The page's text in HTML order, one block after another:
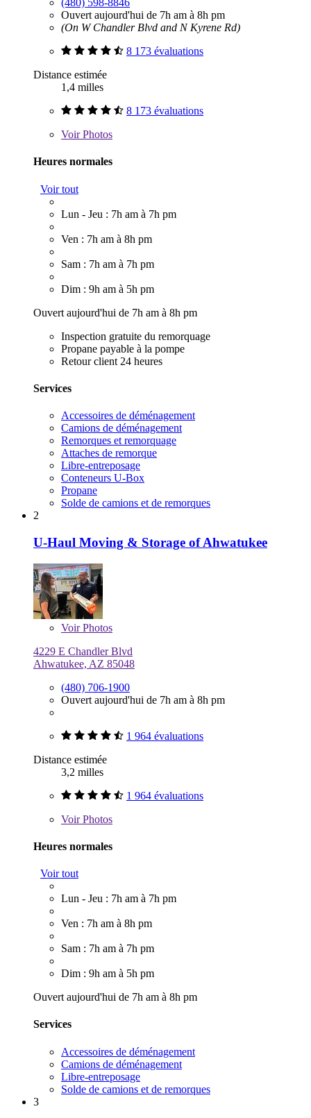
(480) 598-8846
Ouvert aujourd'hui de 7h am à 8h pm
(On W Chandler Blvd and N Kyrene Rd)
8 173 évaluations
Distance estimée
1,4 milles
8 173 évaluations
VoirPhotos
Heures normales
Voir tout
Lun - Jeu : 7h am à 7h pm
Ven : 7h am à 8h pm
Sam : 7h am à 7h pm
Dim : 9h am à 5h pm
Ouvert aujourd'hui de 7h am à 8h pm
Inspection gratuite du remorquage
Propane payable à la pompe
Retour client 24 heures
Services
Accessoires de déménagement
Camions de déménagement
Remorques et remorquage
Attaches de remorque
Libre-entreposage
Conteneurs U-Box
Propane
Solde de camions et de remorques
2
U-Haul Moving & Storage of Ahwatukee
VoirPhotos
4229 E Chandler Blvd
Ahwatukee, AZ 85048
(480) 706-1900
Ouvert aujourd'hui de 7h am à 8h pm
1 964 évaluations
Distance estimée
3,2 milles
1 964 évaluations
VoirPhotos
Heures normales
Voir tout
Lun - Jeu : 7h am à 7h pm
Ven : 7h am à 8h pm
Sam : 7h am à 7h pm
Dim : 9h am à 5h pm
Ouvert aujourd'hui de 7h am à 8h pm
Services
Accessoires de déménagement
Camions de déménagement
Libre-entreposage
Solde de camions et de remorques
3